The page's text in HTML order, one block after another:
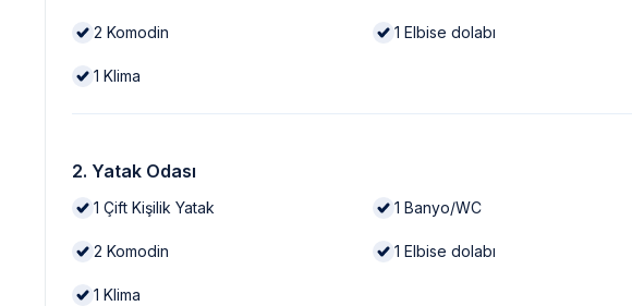
2 Komodin 1 Elbise dolabı
1 Klima
2. Yatak Odası
1 Çift Kişilik Yatak 1 Banyo/WC
2 Komodin 1 Elbise dolabı
1 Klima